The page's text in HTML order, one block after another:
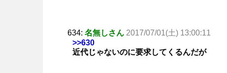
634: 名無しさん 2017/07/01(土) 13:00:11
>>630
近代じゃないのに要求してくるんだが